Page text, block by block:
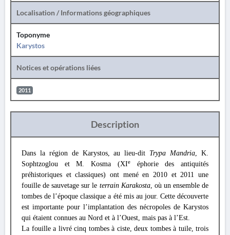
Localisation / Informations géographiques
Toponyme
Karystos
Notices et opérations liées
2011
Description
Dans la région de Karystos, au lieu-dit Trypa Mandria, Κ.
Sophtzoglou et M. Kosma (XIeéphorie des antiquités
préhistoriques et classiques) ont mené en 2010 et 2011 une
fouille de sauvetage sur le terrain Karakosta, où un ensemble de
tombes de l’époque classique a été mis au jour. Cette découverte
est importante pour l’implantation des nécropoles de Karystos
qui étaient connues au Nord et à l’Ouest, mais pas à l’Est.
La fouille a livré cinq tombes à ciste, deux tombes à tuile, trois